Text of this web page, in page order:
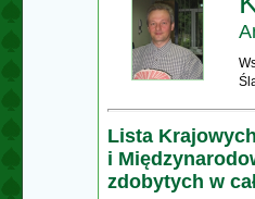
Lista
i
zdobytych w